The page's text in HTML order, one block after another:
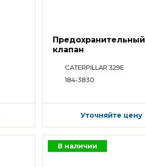
Предохранительный
клапан
CATERPILLAR 329E
184-3830
Уточняйте цену
В наличии